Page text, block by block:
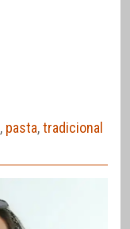
, pasta,tradicional